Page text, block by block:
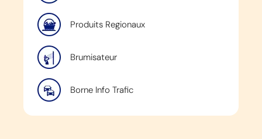
Produits Regionaux
Brumisateur
Borne Info Trafic